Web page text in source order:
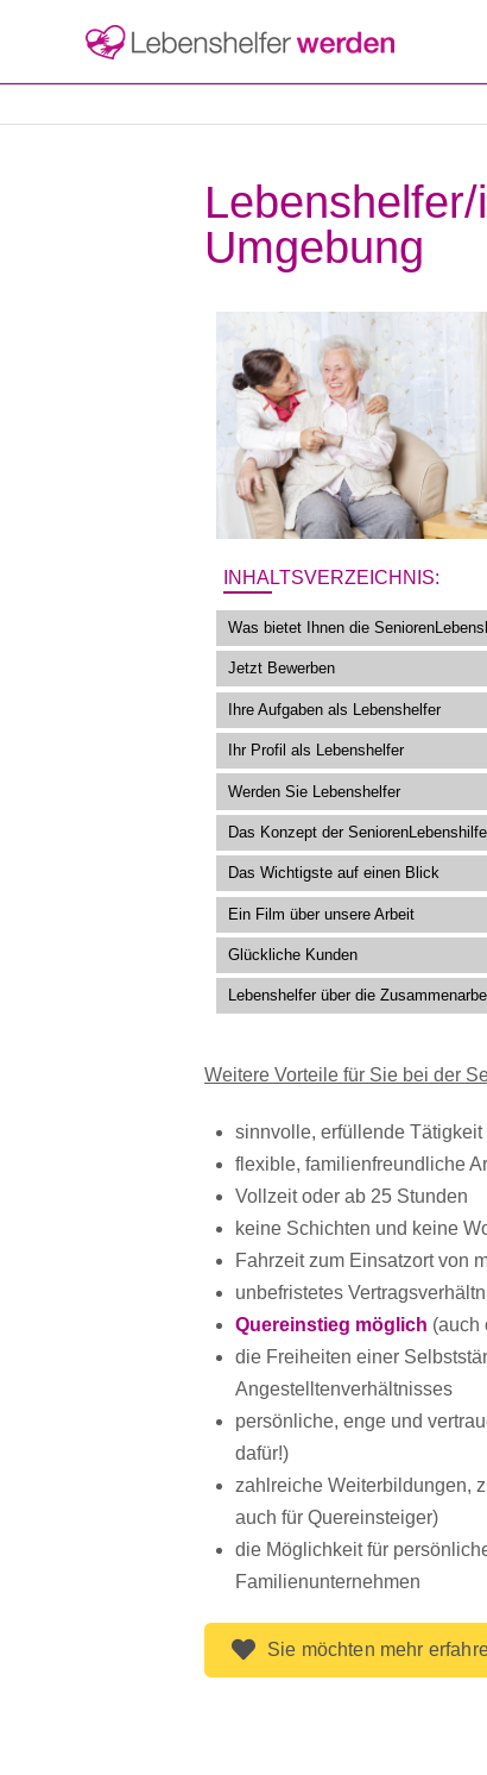
Umgebung
INHALTSVERZEICHNIS:
Was bietet Ihnen die
Jetzt Bewerben
Ihre Aufgaben als Lebenshelfer
Ihr Profil als Lebenshelfer
Werden Sie Lebenshelfer
Das Konzept der SeniorenLebenshilfe
Das Wichtigste auf einen Blick
Ein Film über unsere Arbeit
Glückliche Kunden
Lebenshelfer über die
Weitere Vorteile für Sie bei der
sinnvolle, erfüllende Tätigkeit
flexible, familienfreundliche
Vollzeit oder ab 25 Stunden
keine Schichten und keine
Fahrzeit zum Einsatzort von
unbefristetes
Quereinstieg möglich (auch
die Freiheiten einer
Angestelltenverhältnisses
persönliche, enge und
dafür!)
zahlreiche Weiterbildungen,
auch für Quereinsteiger)
die Möglichkeit für
Familienunternehmen
Sie möchten mehr